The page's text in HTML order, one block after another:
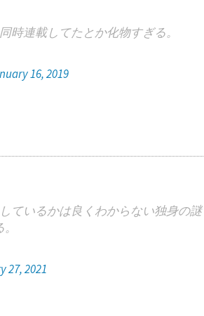
時連載してたとか化物すぎる。
16, 2019
ているかは良くわからない独身の謎
27, 2021